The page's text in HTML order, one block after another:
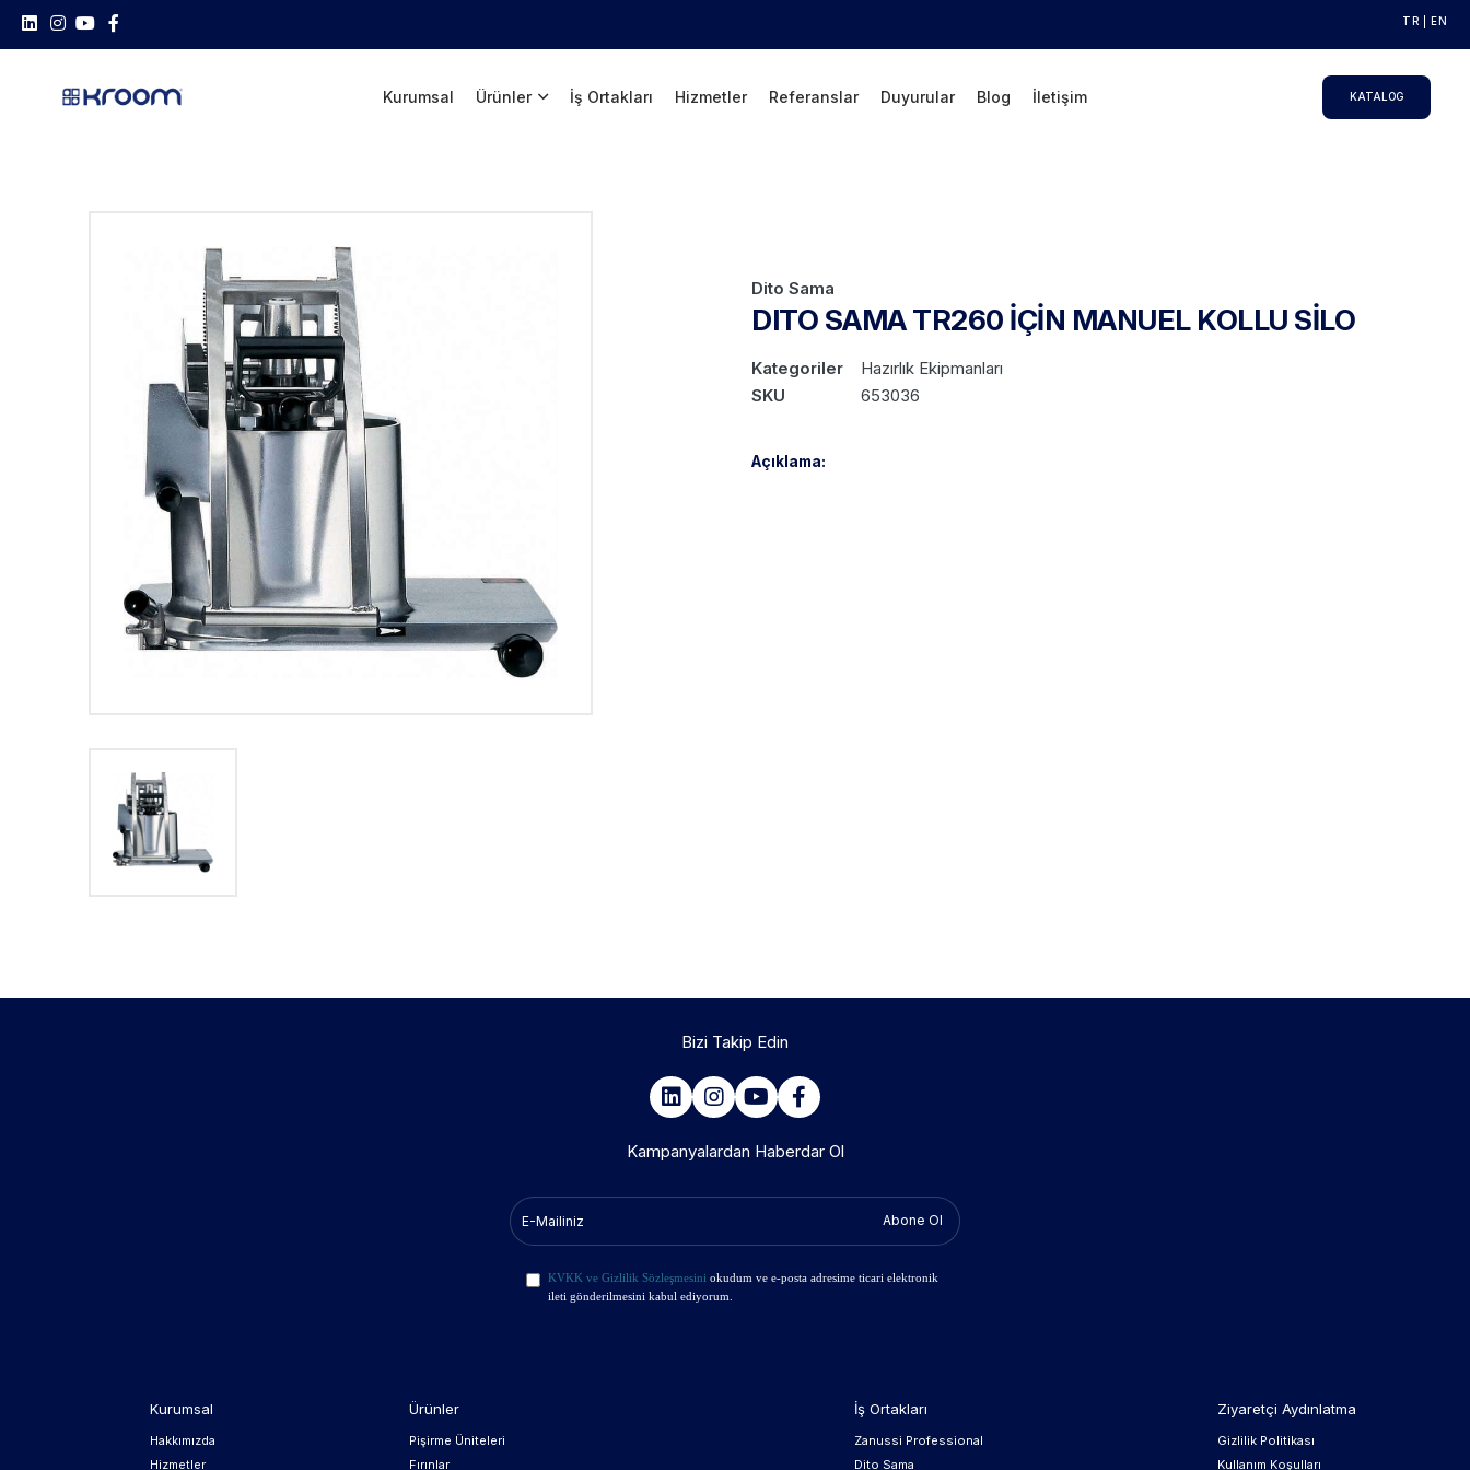
TR EN
Kurumsal Ürünler İş Ortakları Hizmetler Referanslar Duyurular Blog İletişim KATALOG
Dito Sama
DITO SAMA TR260 İÇİN MANUEL KOLLU SİLO
Kategoriler
Hazırlık Ekipmanları
SKU
653036
Açıklama:
Bizi Takip Edin
Kampanyalardan Haberdar Ol
Abone Ol
KVKK ve Gizlilik Sözleşmesini okudum ve e-posta adresime ticari elektronik
ileti gönderilmesini kabul ediyorum.
Kurumsal
Hakkımızda
Hizmetler
Ürünler
Pişirme Üniteleri
Fırınlar
İş Ortakları
Zanussi Professional
Dito Sama
Ziyaretçi Aydınlatma
Gizlilik Politikası
Kullanım Koşulları